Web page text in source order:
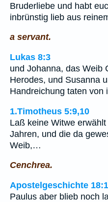
Bruderliebe und habt
inbrünstig lieb aus
a servant.
Lukas 8:3
und Johanna, das Weib
Herodes, und Susanna
Handreichung taten von
1.Timotheus 5:9,10
Laß keine Witwe
Jahren, und die da
Weib,…
Cenchrea.
Apostelgeschichte
Paulus aber blieb noch